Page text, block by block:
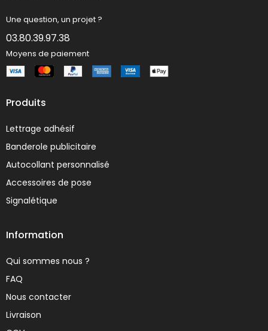
Une question, un projet ?
03.80.39.97.38
Moyens de paiement
Produits
Lettrage adhésif
Banderole publicitaire
Autocollant personnalisé
Accessoires de pose
Signalétique
Information
Qui sommes nous ?
FAQ
Nous contacter
Livraison